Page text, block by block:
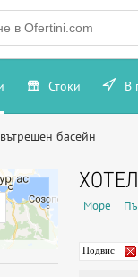
Стоки В
вътрешен басейн
Море
Подвис